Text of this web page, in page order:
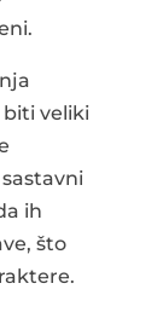
biti veliki
ih
što